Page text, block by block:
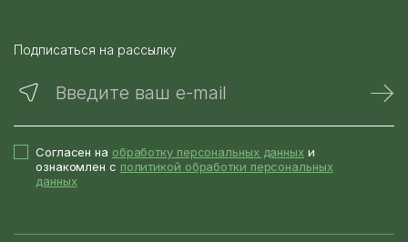
Подписаться на рассылку
Введите ваш e-mail
Согласен на обработку персональных данных и
ознакомлен с политикой обработки персональных
данных